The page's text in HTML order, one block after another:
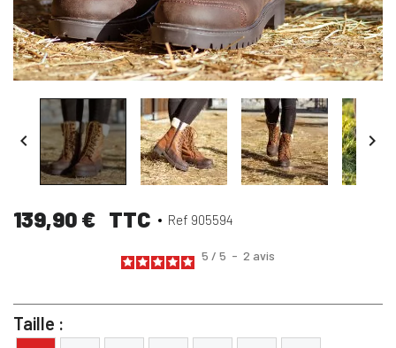
 
139,90 € TTC Ref 905594
5 / 5 - 2 avis
Taille :